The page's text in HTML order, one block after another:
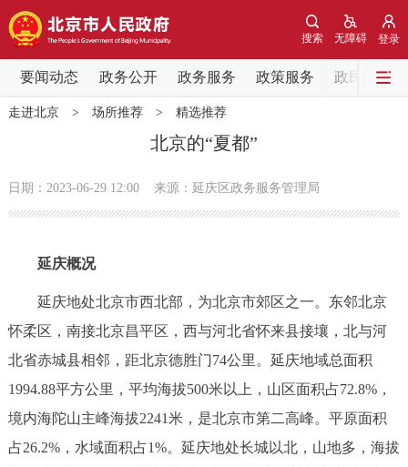
登录
无障碍
搜索
要闻动态 政务公开 政务服务 政策服务 政民互动
要闻动态
党中央精神 国务院信息
政务公开
市领导 机构职能 政策服务
决策公开 专题公开
走进北京> 场所推荐> 精选推荐
北京的“夏都”
日期：2023-06-29 12:00 来源：延庆区政务服务管理局
延庆概况
延庆地处北京市西北部，为北京市郊区之一。东邻北京
怀柔区，南接北京昌平区，西与河北省怀来县接壤，北与河
北省赤城县相邻，距北京德胜门74公里。延庆地域总面积
1994.88平方公里，平均海拔500米以上，山区面积占72.8%，
境内海陀山主峰海拔2241米，是北京市第二高峰。平原面积
占26.2%，水域面积占1%。延庆地处长城以北，山地多，海拔